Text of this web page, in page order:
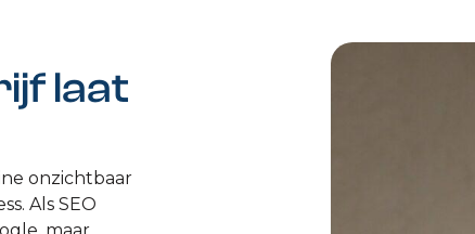
laat
onzichtbaar
Als SEO